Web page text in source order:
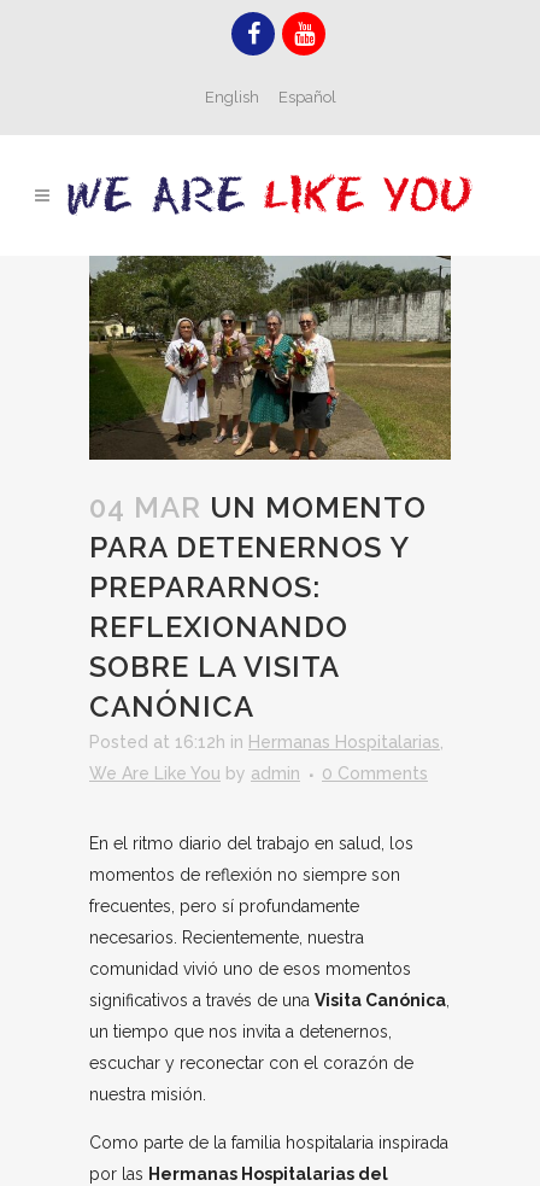
English Español
04 MAR UN MOMENTO
PARA DETENERNOS Y
PREPARARNOS:
REFLEXIONANDO
SOBRE LA VISITA
CANÓNICA
Posted at 16:12h in Hermanas Hospitalarias
We Are Like You by admin 0 Comments
En el ritmo diario del trabajo en salud, los
momentos de reflexión no siempre son
frecuentes, pero sí profundamente
necesarios. Recientemente, nuestra
comunidad vivió uno de esos momentos
significativos a través de una Visita Canónica
un tiempo que nos invita a detenernos,
escuchar y reconectar con el corazón de
nuestra misión.
Como parte de la familia hospitalaria inspirada
por las Hermanas Hospitalarias del